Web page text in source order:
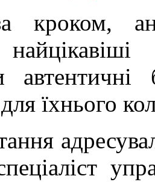
кроком,
їхнього